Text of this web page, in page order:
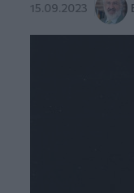
15.09.2023